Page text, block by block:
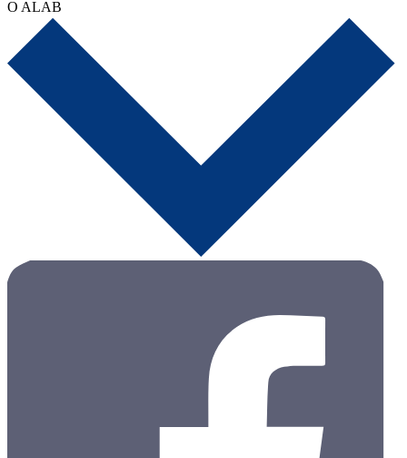
O ALAB